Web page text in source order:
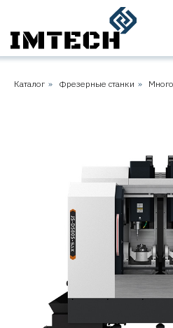
Каталог » Фрезерные станки »